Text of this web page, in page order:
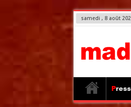
samedi , 8 août